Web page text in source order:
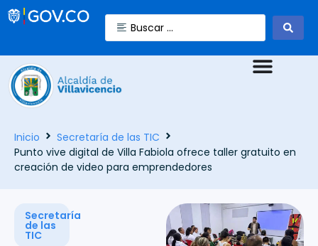
Inicio
Secretaría de las TIC
Punto vive digital de Villa Fabiola ofrece taller gratuito en
creación de video para emprendedores
Secretaría
de las
TIC